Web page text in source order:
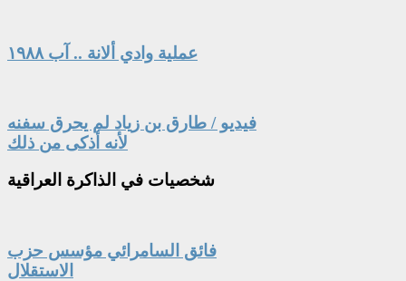
عملية وادي ألانة .. آب ١٩٨٨
فيديو / طارق بن زياد لم يحرق سفنه
لأنه أذكى من ذلك
شخصيات في الذاكرة العراقية
فائق السامرائي مؤسس حزب
الاستقلال